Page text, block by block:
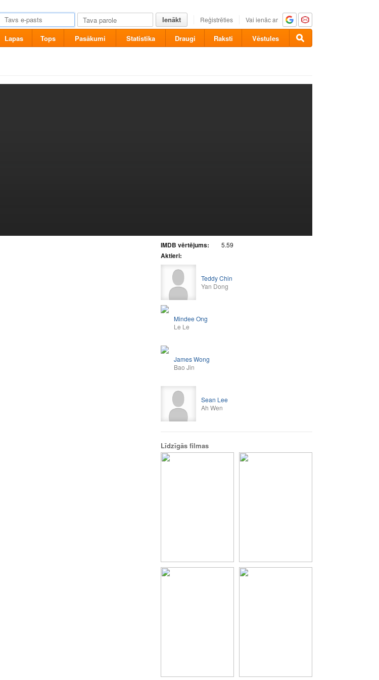
Ienākt Reģistrēties Vai ienāc ar
Lapas Tops Pasākumi Statistika Draugi Raksti Vēstules
IMDB vērtējums: 5.59
Aktieri:
Teddy Chin
Yan Dong
Mindee Ong
Le Le
James Wong
Bao Jin
Sean Lee
Ah Wen
Līdzīgās filmas